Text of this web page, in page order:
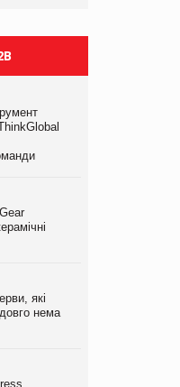
які
нема